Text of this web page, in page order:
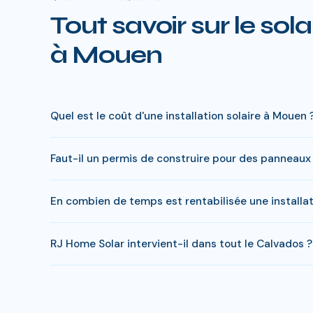
Tout savoir sur le
à Mouen
Quel est le coût d'une installation solaire à Mouen
à charge peut descendre sous 4 000 € pour une
Faut-il un permis de construire pour des panneaux
Home Solar gère toutes ces démarches sans surcoût.
En combien de temps est rentabilisée une
economies entre 20 000 et 35 000 €.
RJ Home Solar intervient-il dans tout le Calvados ?